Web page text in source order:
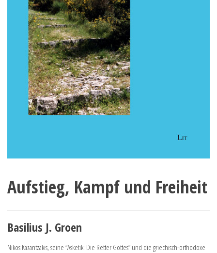
Aufstieg, Kampf und Freiheit
Basilius J. Groen
Nikos Kazantzakis, seine “Asketik: Die Retter Gottes” und die griechisch-orthodoxe